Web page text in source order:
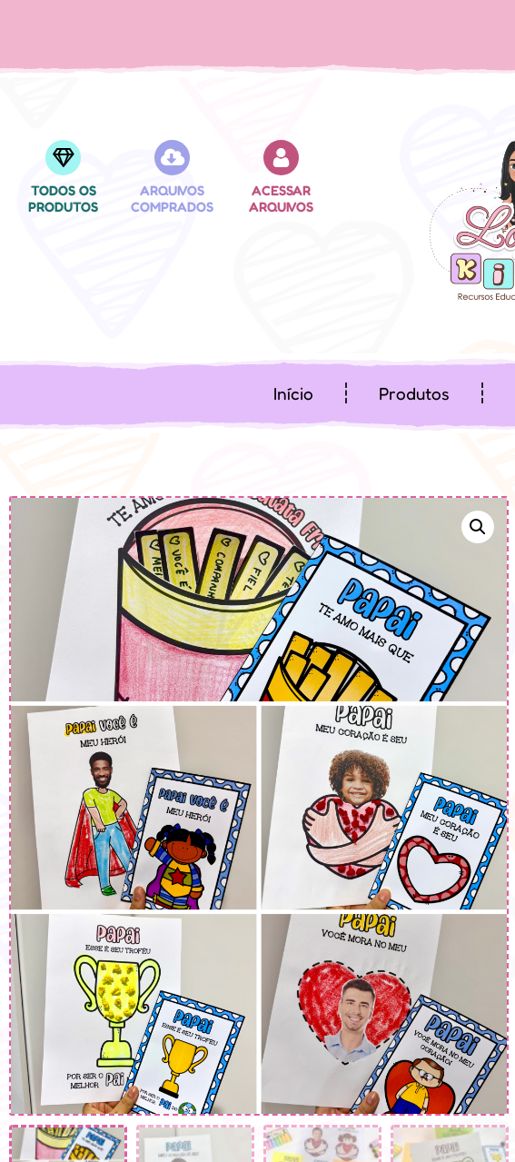
TODOS OS
PRODUTOS
ARQUIVOS
COMPRADOS
ACESSAR
ARQUIVOS
Início Produtos